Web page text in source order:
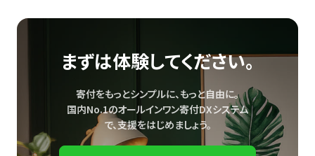
まずは体験してください。
寄付をもっとシンプルに、もっと自由に。
国内No.1のオールインワン寄付DXシステム
で、支援をはじめましょう。